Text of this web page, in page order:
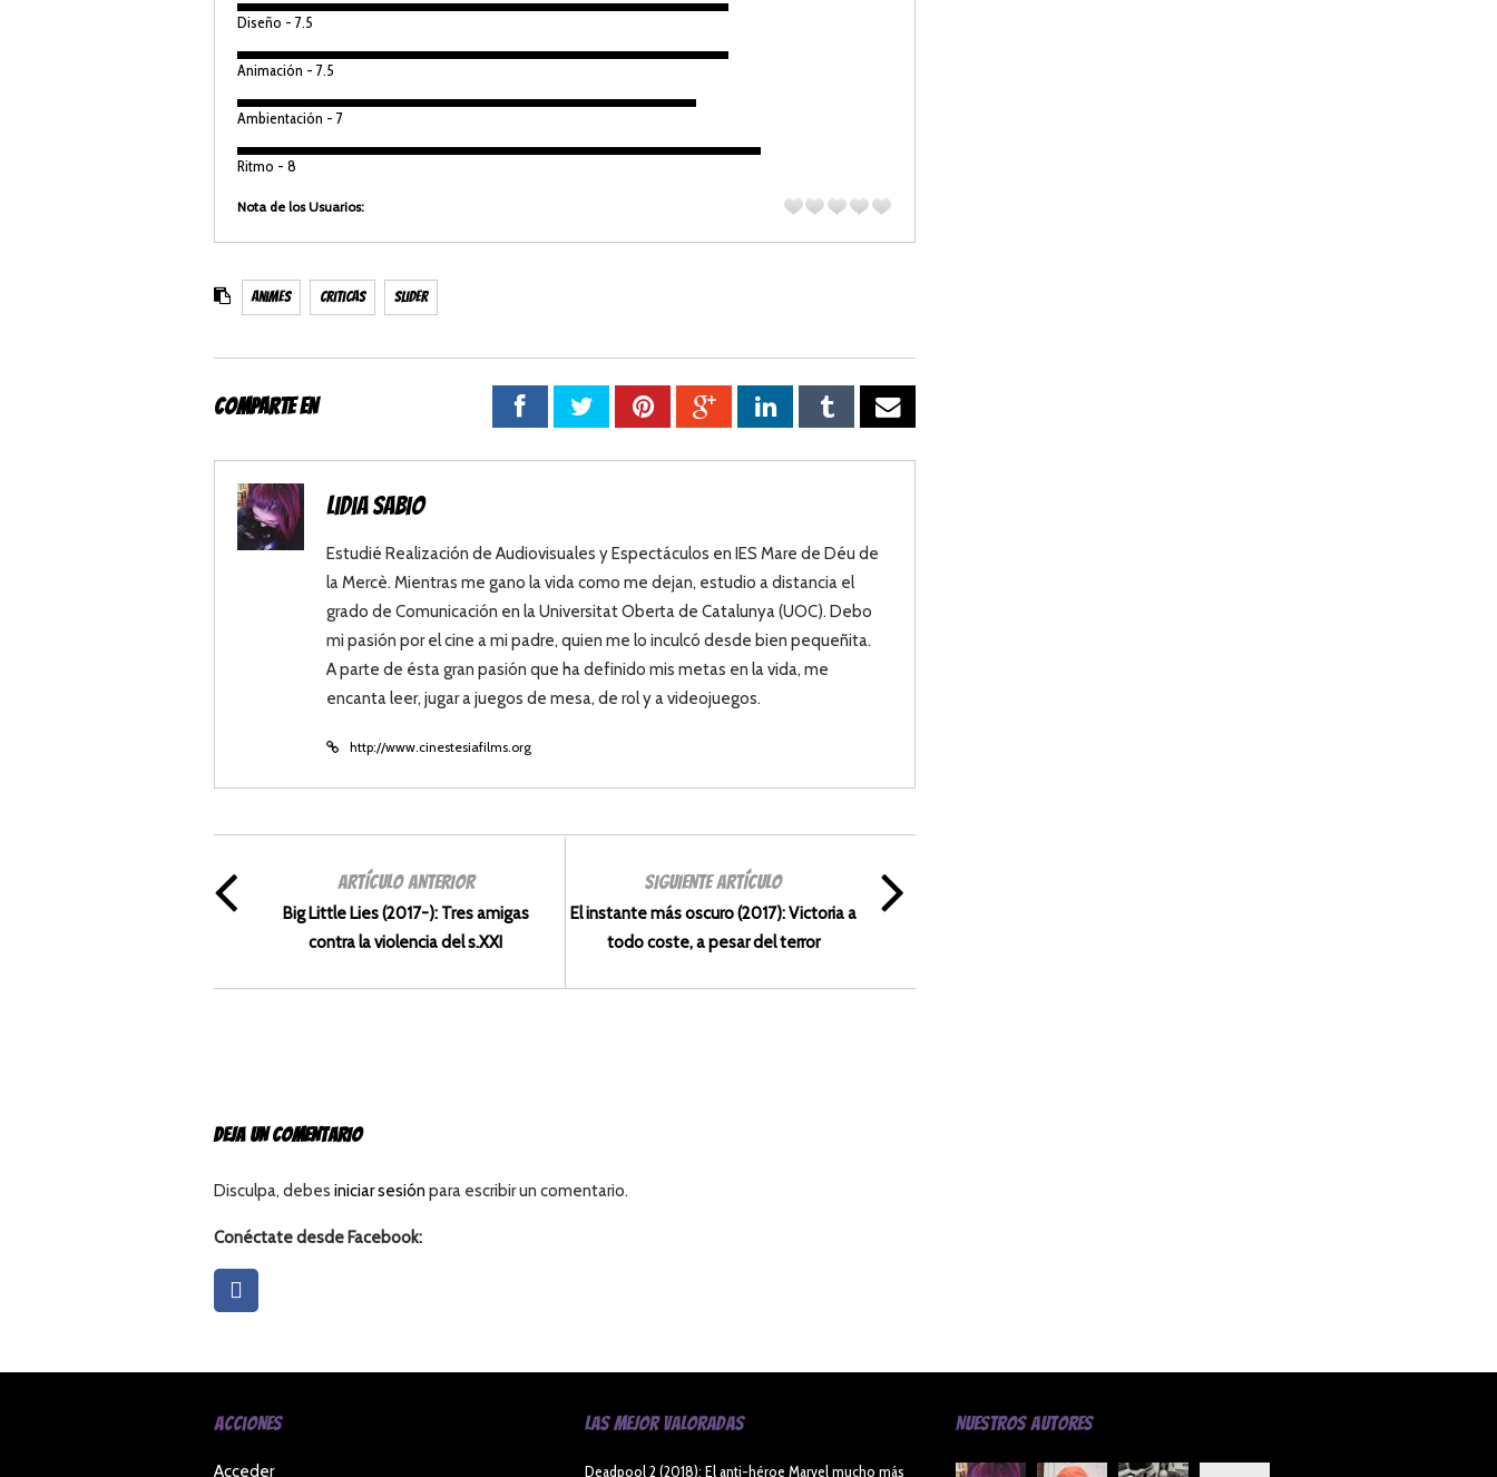
Diseño - 7.5
Animación - 7.5
Ambientación - 7
Ritmo - 8
Nota de los Usuarios:
Animes Criticas Slider
COMPARTE EN
Lidia Sabio
Estudié Realización de Audiovisuales y Espectáculos en IES Mare de Déu de
la Mercè. Mientras me gano la vida como me dejan, estudio a distancia el
grado de Comunicación en la Universitat Oberta de Catalunya (UOC). Debo
mi pasión por el cine a mi padre, quien me lo inculcó desde bien pequeñita.
A parte de ésta gran pasión que ha definido mis metas en la vida, me
encanta leer, jugar a juegos de mesa, de rol y a videojuegos.
http://www.cinestesiafilms.org
ARTÍCULO ANTERIOR
Big Little Lies (2017-): Tres amigas
contra la violencia del s.XXI
SIGUIENTE ARTÍCULO
El instante más oscuro (2017): Victoria a
todo coste, a pesar del terror
DEJA UN COMENTARIO
Disculpa, debes iniciar sesiónpara escribir un comentario.
Conéctate desde Facebook:
Acciones
Acceder
Las Mejor Valoradas
Deadpool 2 (2018): El anti-héroe Marvel mucho más
Nuestros Autores